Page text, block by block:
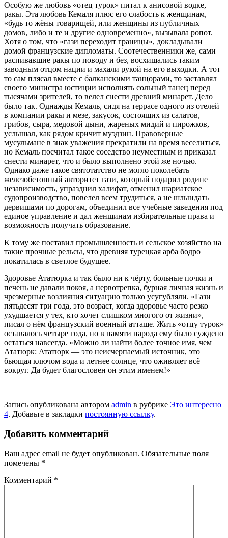
Особую же любовь «отец турок» питал к анисовой водке,
ракы. Эта любовь Кемаля плюс его слабость к женщинам,
«будь то жёны товарищей, или женщи­ны из публичных
домов, либо и те и другие одновременно», вызывала ропот.
Хотя о том, что «гази переходит границы», докладывали
домой француз­ские дипломаты. Сооте­чественники же, сами
распи­вавшие ракы по поводу и без, восхищались таким
заводным отцом нации и махали рукой на его выходки. А тот
то сам плясал вместе с балканскими танцорами, то заставлял
своего министра юстиции исполнять сольный танец перед
тысяча­ми зрителей, то велел снести древний минарет. Дело
было так. Однажды Кемаль, сидя на террасе одного из отелей
в ком­пании ракы и мезе, закусок, состоящих из салатов,
грибов, сыра, медовой дыни, жареных мидий и пирожков,
услышал, как рядом кричит муэдзин. Правоверные
мусульмане в знак уважения прекратили на время веселиться,
но Кемаль посчитал такое соседство неуместным и приказал
снести минарет, что и было выполнено этой же ночью.
Однако даже такое святотатство не могло поколе­бать
железобетонный авторитет гази, который подарил родине
независимость, упразднил халифат, отменил шариатское
судопроизводство, повелел всем трудиться, а не шлындать
дер­вишами по дорогам, объединил все учебные заведения под
еди­ное управление и дал женщинам избирательные права и
возмож­ность получать образование.
К тому же поставил промыш­ленность и сельское хозяйство на
такие прочные рельсы, что древняя турецкая арба бодро
покатилась в светлое будущее.
Здоровье Ататюрка и так было ни к чёрту, больные почки и
печень не давали покоя, а нервотрепка, бурная личная жизнь и
чрезмерные возлияния ситуацию только усугубляли. «Гази
пятьдесят три года, это возраст, когда здоровье часто резко
ухудшается у тех, кто хочет слишком многого от жизни», —
писал о нём фран­цузский военный атташе. Жить «отцу турок»
оставалось четы­ре года, но в памяти народа ему было суждено
остаться навсегда. «Можно ли найти более точное имя, чем
Ататюрк: Ататюрк — это неисчерпаемый источник, это
бьющая ключом вода и летнее солнце, что ожив­ляет всё
вокруг. Да будет благо­словен он этим именем!»
Запись опубликована автором admin в рубрике Это интересно
4. Добавьте в закладки постоянную ссылку.
Добавить комментарий
Ваш адрес email не будет опубликован. Обязательные поля
помечены *
Комментарий *